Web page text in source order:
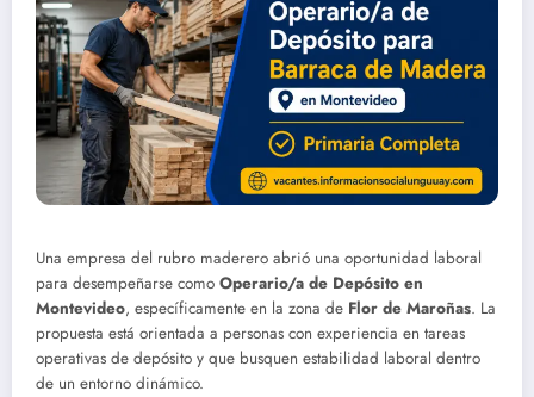
Una empresa del rubro maderero abrió una oportunidad laboral
para desempeñarse como Operario/a de Depósito en
Montevideo, específicamente en la zona de Flor de Maroñas. La
propuesta está orientada a personas con experiencia en tareas
operativas de depósito y que busquen estabilidad laboral dentro
de un entorno dinámico.